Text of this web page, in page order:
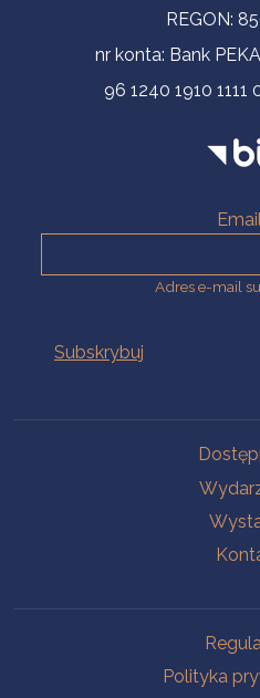
REGON:
nr konta: Bank
96 1240 1910
Adres e-mail
Polityka